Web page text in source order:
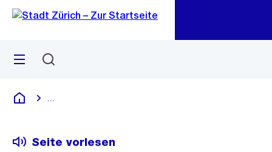
Navigation
Sprunglink
Menü
Deutsch
Seite vorlesen